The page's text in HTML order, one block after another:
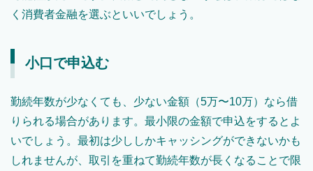
く消費者金融を選ぶといいでしょう。
小口で申込む
勤続年数が少なくても、少ない金額（5万〜10万）なら借
りられる場合があります。最小限の金額で申込をするとよ
いでしょう。最初は少ししかキャッシングができないかも
しれませんが、取引を重ねて勤続年数が長くなることで限